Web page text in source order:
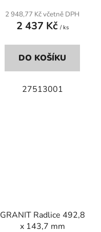
2 948,77 Kč včetně DPH
2 437 Kč / ks
DO KOŠÍKU
27513001
GRANIT Radlice 492,8
x 143,7 mm